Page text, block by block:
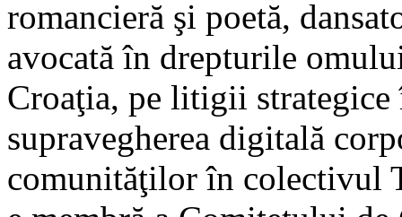
romancieră şi poetă,
avocată în drepturile
Croaţia, pe litigii
supravegherea digitală
comunităţilor în colectivul